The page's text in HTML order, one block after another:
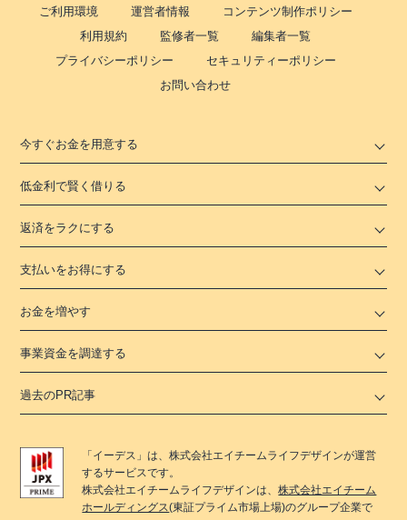
ご利用環境 運営者情報
コンテンツ制作ポリシー
利用規約
監修者一覧
編集者一覧
プライバシーポリシー
セキュリティーポリシー
お問い合わせ
今すぐお金を用意する
低金利で賢く借りる
返済をラクにする
支払いをお得にする
お金を増やす
事業資金を調達する
過去のPR記事
「 イーデス 」は、株式会社エイチームライフデザインが運営
するサービスです。
株式会社エイチームライフデザインは、株式会社エイチーム
ホールディングス(東証プライム市場上場)のグループ企業で